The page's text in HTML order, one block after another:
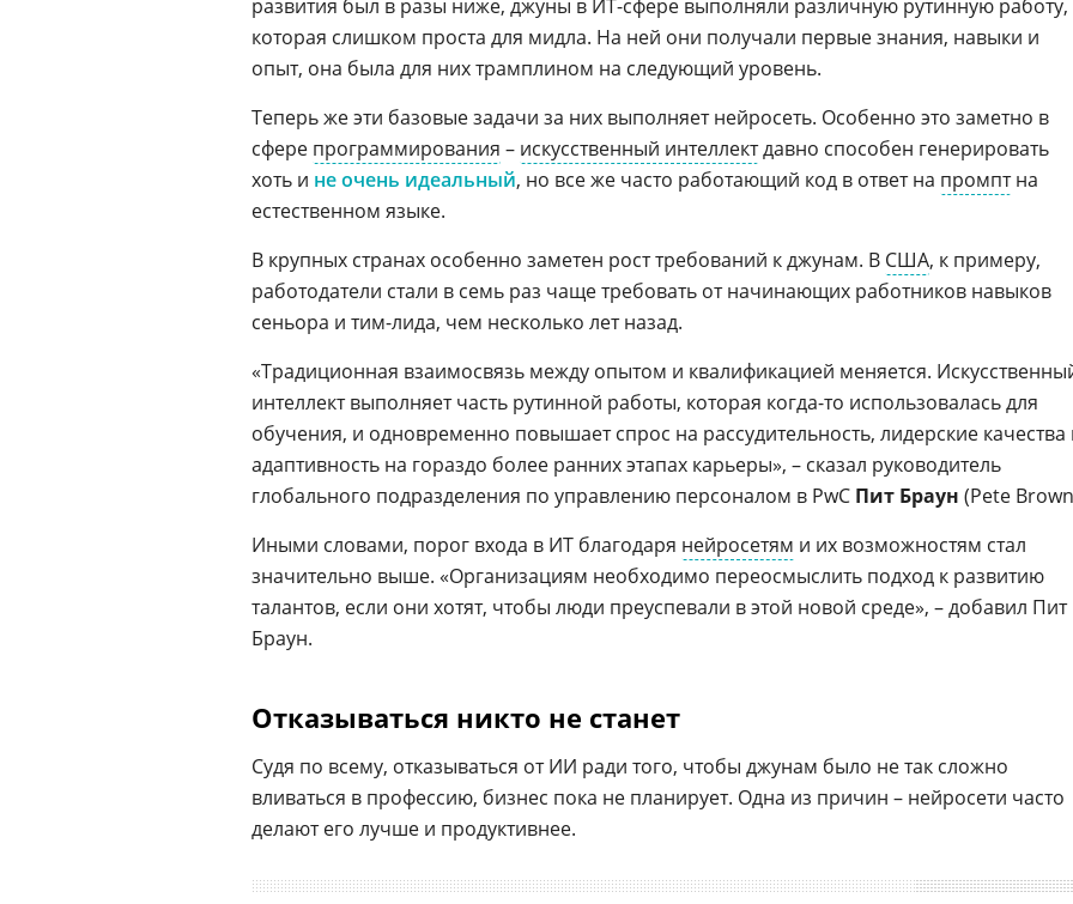
развития был в разы ниже, джуны в ИТ-сфере выполняли различную рутинную работу,
которая слишком проста для мидла. На ней они получали первые знания, навыки и
опыт, она была для них трамплином на следующий уровень.
Теперь же эти базовые задачи за них выполняет нейросеть. Особенно это заметно в
сфере программирования – искусственный интеллектдавно способен генерировать
хоть и не очень идеальный, но все же часто работающий код в ответ на промптна
естественном языке.
В крупных странах особенно заметен рост требований к джунам. В США, к примеру,
работодатели стали в семь раз чаще требовать от начинающих работников навыков
сеньора и тим-лида, чем несколько лет назад.
«Традиционная взаимосвязь между опытом и квалификацией меняется.
интеллект выполняет часть рутинной работы, которая когда-то использовалась для
обучения, и одновременно повышает спрос на рассудительность, лидерские качества
адаптивность на гораздо более ранних этапах карьеры», – сказал руководитель
глобального подразделения по управлению персоналом в PwC Пит Браун (Pete
Иными словами, порог входа в ИТ благодаря нейросетям и их возможностям стал
значительно выше. «Организациям необходимо переосмыслить подход к развитию
талантов, если они хотят, чтобы люди преуспевали в этой новой среде», – добавил Пит
Браун.
Отказываться никто не станет
Судя по всему, отказываться от ИИ ради того, чтобы джунам было не так сложно
вливаться в профессию, бизнес пока не планирует. Одна из причин – нейросети часто
делают его лучше и продуктивнее.